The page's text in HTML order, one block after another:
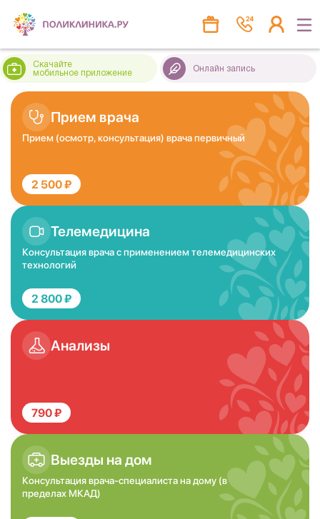
Скачайте
мобильное приложение
Онлайн запись
Прием врача
Прием (осмотр, консультация) врача первичный
2 500 ₽
Телемедицина
Консультация врача с применением телемедицинских
технологий
2 800 ₽
Анализы
790 ₽
Выезды на дом
Консультация врача-специалиста на дому (в
пределах МКАД)